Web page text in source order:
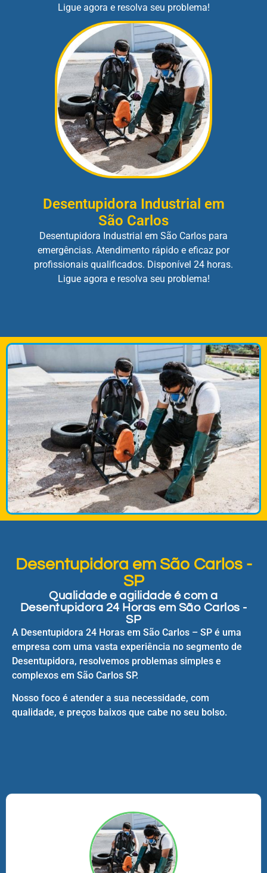
Ligue agora e resolva seu problema!
Desentupidora Industrial em
São Carlos
Desentupidora Industrial em São Carlos para
emergências. Atendimento rápido e eficaz por
profissionais qualificados. Disponível 24 horas.
Ligue agora e resolva seu problema!
Desentupidora em São Carlos -
SP
Qualidade e agilidade é com a
Desentupidora 24 Horas em São Carlos -
SP
A Desentupidora 24 Horas em São Carlos – SP é uma
empresa com uma vasta experiência no segmento de
Desentupidora, resolvemos problemas simples e
complexos em São Carlos SP.
Nosso foco é atender a sua necessidade, com
qualidade, e preços baixos que cabe no seu bolso.